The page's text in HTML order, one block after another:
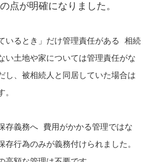
点が明確になりました。
いるとき」だけ管理責任がある 相続
い土地や家については管理責任がな
し、被相続人と同居していた場合は
。
存義務へ 費用がかかる管理ではな
存行為のみが義務付けられました。